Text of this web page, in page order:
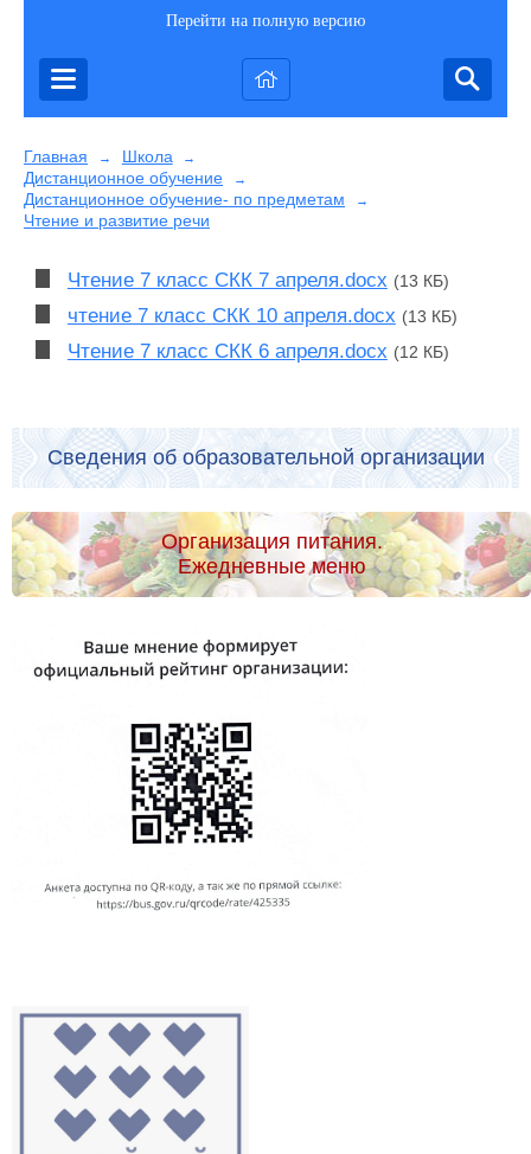
Перейти на полную версию
Главная → Школа →
Дистанционное обучение →
Дистанционное обучение- по предметам →
Чтение и развитие речи
Чтение 7 класс СКК 7 апреля.docx (13 КБ)
чтение 7 класс СКК 10 апреля.docx (13 КБ)
Чтение 7 класс СКК 6 апреля.docx (12 КБ)
Сведения об образовательной организации
Организация питания.
Ежедневные меню